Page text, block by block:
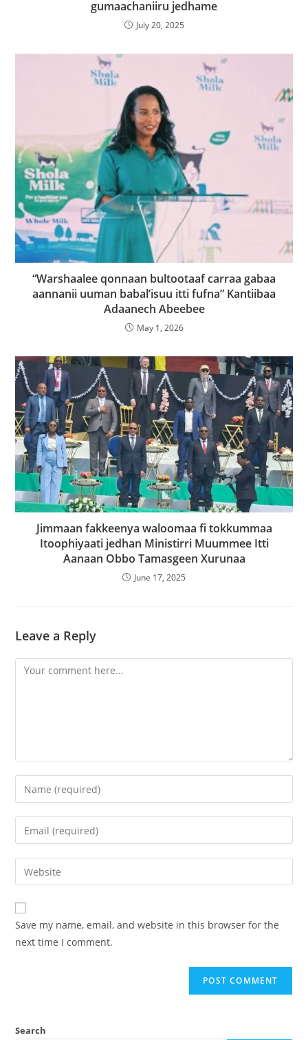
gumaachaniiru jedhame
July 20, 2025
“Warshaalee qonnaan bultootaaf carraa gabaa
aannanii uuman babal’isuu itti fufna” Kantiibaa
Adaanech Abeebee
May 1, 2026
Jimmaan fakkeenya waloomaa fi tokkummaa
Itoophiyaati jedhan Ministirri Muummee Itti
Aanaan Obbo Tamasgeen Xurunaa
June 17, 2025
Leave a Reply
Save my name, email, and website in this browser for the
next time I comment.
Search